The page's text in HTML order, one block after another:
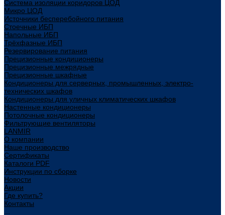
Система изоляции коридоров ЦОД
Микро ЦОД
Источники бесперебойного питания
Стоечные ИБП
Напольные ИБП
Трёхфазные ИБП
Резервирование питания
Прецизионные кондиционеры
Прецизионные межрядные
Прецизионные шкафные
Кондиционеры для серверных, промышленных, электро-
технических шкафов
Кондиционеры для уличных климатических шкафов
Настенные кондиционеры
Потолочные кондиционеры
Фильтрующие вентиляторы
LANMIR
О компании
Наше производство
Сертификаты
Каталоги PDF
Инструкции по сборке
Новости
Акции
Где купить?
Контакты